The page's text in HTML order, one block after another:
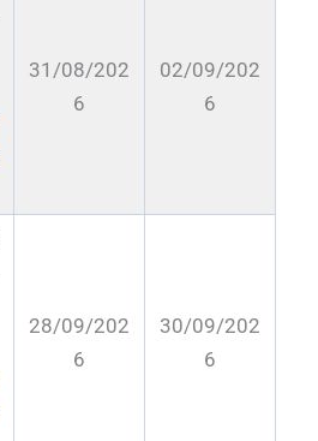
31/08/202
6
02/09/202
6
28/09/202
6
30/09/202
6